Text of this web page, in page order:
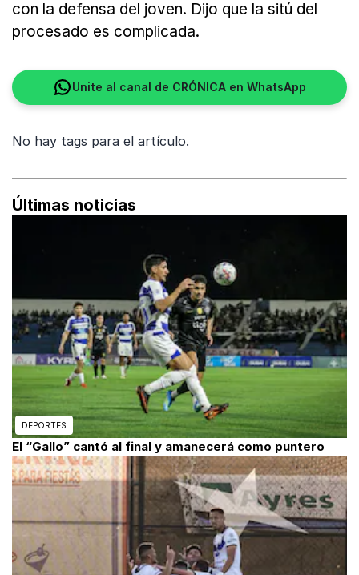
con la defensa del joven. Dijo que la sitú del
procesado es complicada.
Unite al canal de CRÓNICA en WhatsApp
No hay tags para el artículo.
Últimas noticias
DEPORTES
El “Gallo” cantó al final y amanecerá como puntero